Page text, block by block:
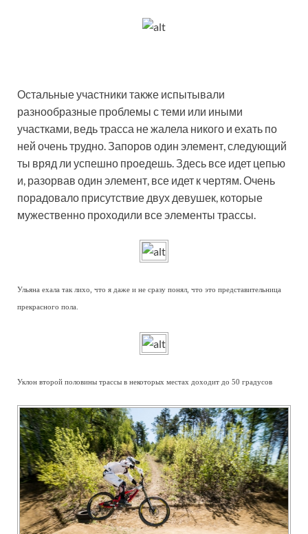
Остальные участники также испытывали
разнообразные проблемы с теми или иными
участками, ведь трасса не жалела никого и ехать по
ней очень трудно. Запоров один элемент, следующий
ты вряд ли успешно проедешь. Здесь все идет цепью
и, разорвав один элемент, все идет к чертям. Очень
порадовало присутствие двух девушек, которые
мужественно проходили все элементы трассы.
Ульяна ехала так лихо, что я даже и не сразу понял, что это представительница
прекрасного пола.
Уклон второй половины трассы в некоторых местах доходит до 50 градусов